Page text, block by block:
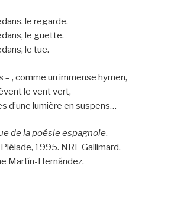
le regarde.
le guette.
le tue.
– , comme un immense hymen,
le vent vert,
d’une lumière en suspens…
de la poésie espagnole.
1995. NRF Gallimard.
Martín-Hernández.